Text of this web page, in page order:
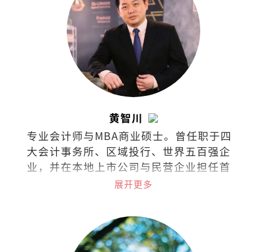
黄智川
专业会计师与MBA商业硕士。曾任职于四
大会计事务所、区域投行、世界五百强企
业，并在本地上市公司与民营企业担任首
席财务长（CFO）。热衷于企业策略、战
题；喜欢阅读、聆听、分析、分享。
展开更多